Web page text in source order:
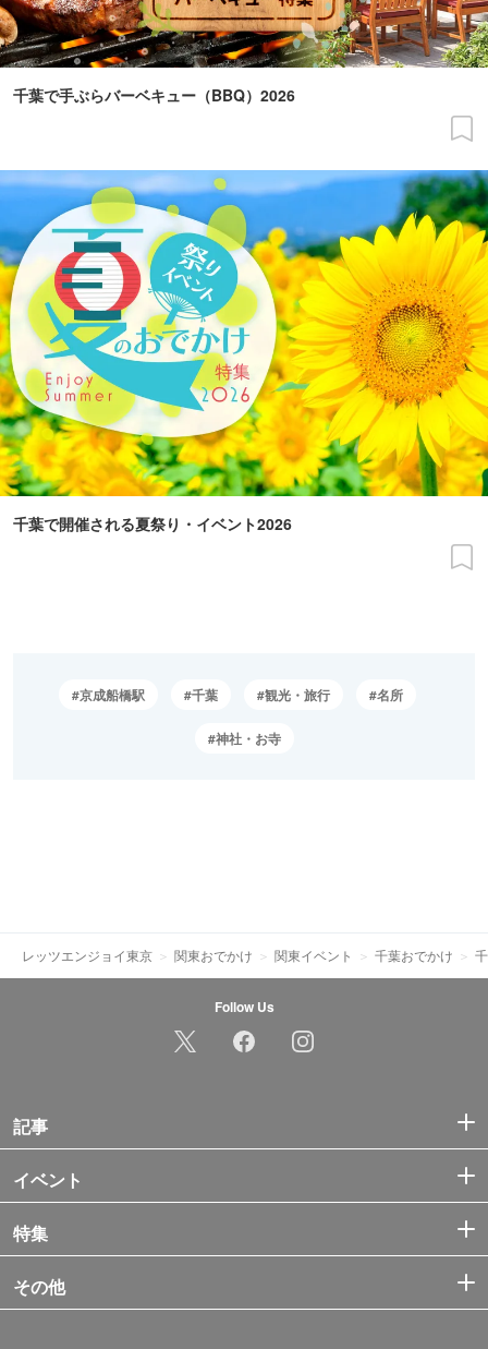
千葉で手ぶらバーベキュー（BBQ）2026
千葉で開催される夏祭り・イベント2026
京成船橋駅 千葉 観光・旅行 名所
神社・お寺
レッツエンジョイ東京 関東おでかけ 関東イベント 千葉おでかけ
Follow Us
記事
イベント
特集
その他